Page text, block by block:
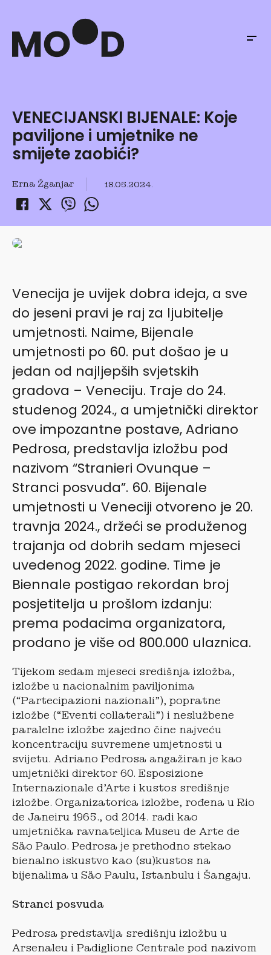
VENECIJANSKI BIJENALE: Koje
paviljone i umjetnike ne
smijete zaobići?
Erna Žganjar 18.05.2024.
Venecija je uvijek dobra ideja, a sve
do jeseni pravi je raj za ljubitelje
umjetnosti. Naime, Bijenale
umjetnosti po 60. put došao je u
jedan od najljepših svjetskih
gradova – Veneciju. Traje do 24.
studenog 2024., a umjetnički direktor
ove impozantne postave, Adriano
Pedrosa, predstavlja izložbu pod
nazivom “Stranieri Ovunque –
Stranci posvuda”. 60. Bijenale
umjetnosti u Veneciji otvoreno je 20.
travnja 2024., držeći se produženog
trajanja od dobrih sedam mjeseci
uvedenog 2022. godine. Time je
Biennale postigao rekordan broj
posjetitelja u prošlom izdanju:
prema podacima organizatora,
prodano je više od 800.000 ulaznica.
Tijekom sedam mjeseci središnja izložba,
izložbe u nacionalnim paviljonima
(“Partecipazioni nazionali”), popratne
izložbe (“Eventi collaterali”) i neslužbene
paralelne izložbe zajedno čine najveću
koncentraciju suvremene umjetnosti u
svijetu. Adriano Pedrosa angažiran je kao
umjetnički direktor 60. Esposizione
Internazionale d’Arte i kustos središnje
izložbe. Organizatorica izložbe, rođena u Rio
de Janeiru 1965., od 2014. radi kao
umjetnička ravnateljica Museu de Arte de
São Paulo. Pedrosa je prethodno stekao
bienalno iskustvo kao (su)kustos na
bijenalima u São Paulu, Istanbulu i Šangaju.
Stranci posvuda
Pedrosa predstavlja središnju izložbu u
Arsenaleu i Padiglione Centrale pod nazivom